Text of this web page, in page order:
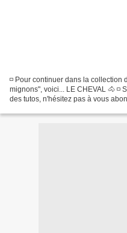
◽ Pour continuer dans la collection
mignons", voici... LE CHEVAL 🐴
des tutos, n'hésitez pas à vous